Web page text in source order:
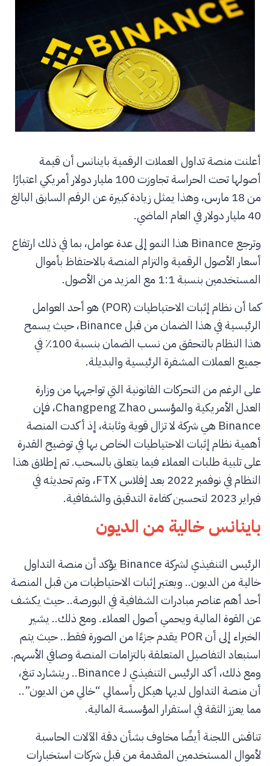
أعلنت منصة تداول العملات الرقمية باينانس أن قيمة
أصولها تحت الحراسة تجاوزت 100 مليار دولار أمريكي اعتبارًا
من 18 مارس، وهذا يمثل زيادة كبيرة عن الرقم السابق البالغ
40 مليار دولار في العام الماضي.
وترجع Binance هذا النمو إلى عدة عوامل، بما في ذلك ارتفاع
أسعار الأصول الرقمية والتزام المنصة بالاحتفاظ بأموال
المستخدمين بنسبة 1:1 مع المزيد من الأصول.
كما أن نظام إثبات الاحتياطيات (POR) هو أحد العوامل
الرئيسية في هذا الضمان من قبل Binance، حيث يسمح
هذا النظام بالتحقق من نسب الضمان بنسبة 100٪ في
جميع العملات المشفرة الرئيسية والبديلة.
على الرغم من التحركات القانونية التي تواجهها من وزارة
العدل الأمريكية والمؤسس Changpeng Zhao، فإن
Binance هي شركة لا تزال قوية وثابتة، إذ أكدت المنصة
أهمية نظام إثبات الاحتياطيات الخاص بها في توضيح القدرة
على تلبية طلبات العملاء فيما يتعلق بالسحب. تم إطلاق هذا
النظام في نوفمبر 2022 بعد إفلاس FTX، وتم تحديثه في
فبراير 2023 لتحسين كفاءة التدقيق والشفافية.
باينانس خالية من الديون
الرئيس التنفيذي لشركة Binance يؤكد أن منصة التداول
خالية من الديون.. ويعتبر إثبات الاحتياطيات من قبل المنصة
أحد أهم عناصر مبادرات الشفافية في البورصة.. حيث يكشف
عن القوة المالية ويحمي أصول العملاء. ومع ذلك.. يشير
الخبراء إلى أن POR يقدم جزءًا من الصورة فقط.. حيث يتم
استبعاد التفاصيل المتعلقة بالتزامات المنصة وصافي الأسهم.
ومع ذلك، أكد الرئيس التنفيذي لـ Binance.. ريتشارد تنغ،
أن منصة التداول لديها هيكل رأسمالي “خالي من الديون”..
مما يعزز الثقة في استقرار المؤسسة المالية.
تناقش اللجنة أيضًا مخاوف بشأن دقة الآلات الحاسبة
لأموال المستخدمين المقدمة من قبل شركات استخبارات